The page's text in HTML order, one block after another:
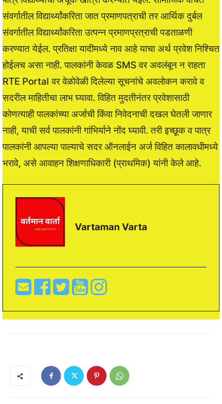
संवर्गातील विद्यार्थ्यांकरिता जात प्रमाणपत्राची तर आर्थिक दुर्बल
संवर्गातील विद्यार्थ्यांकरिता उत्पन्न प्रमाणप्रत्राची पडताळणी
करण्यात येईल. प्रतिक्षा यादीमध्ये नाव आहे याचा अर्थ प्रवेश निश्चित
होईलच असा नाही. पालकांनी केवळ SMS वर अवलंबून न राहता
RTE Portal वर वेळोवेळी दिलेल्या सूचनांचे अवलोकन करावे व
सदरील माहितीचा लाभ घ्यावा. विहित मुदतीनंतर प्रवेशासाठी
कोणत्याही पालकांच्या अर्जाची किंवा निवेदनाची दखल घेतली जाणार
नाही, याची सर्व पालकांनी गांभिर्याने नोंद घ्यावी. तरी इच्छूक व पात्र
पालकांनी आपल्या पाल्याचे सदर ऑनलाईन अर्ज विहित कालावधीमध्ये
भरावे, असे आवाहन शिक्षणाधिकारी (प्राथमिक) यांनी केले आहे.
Vartaman Varta